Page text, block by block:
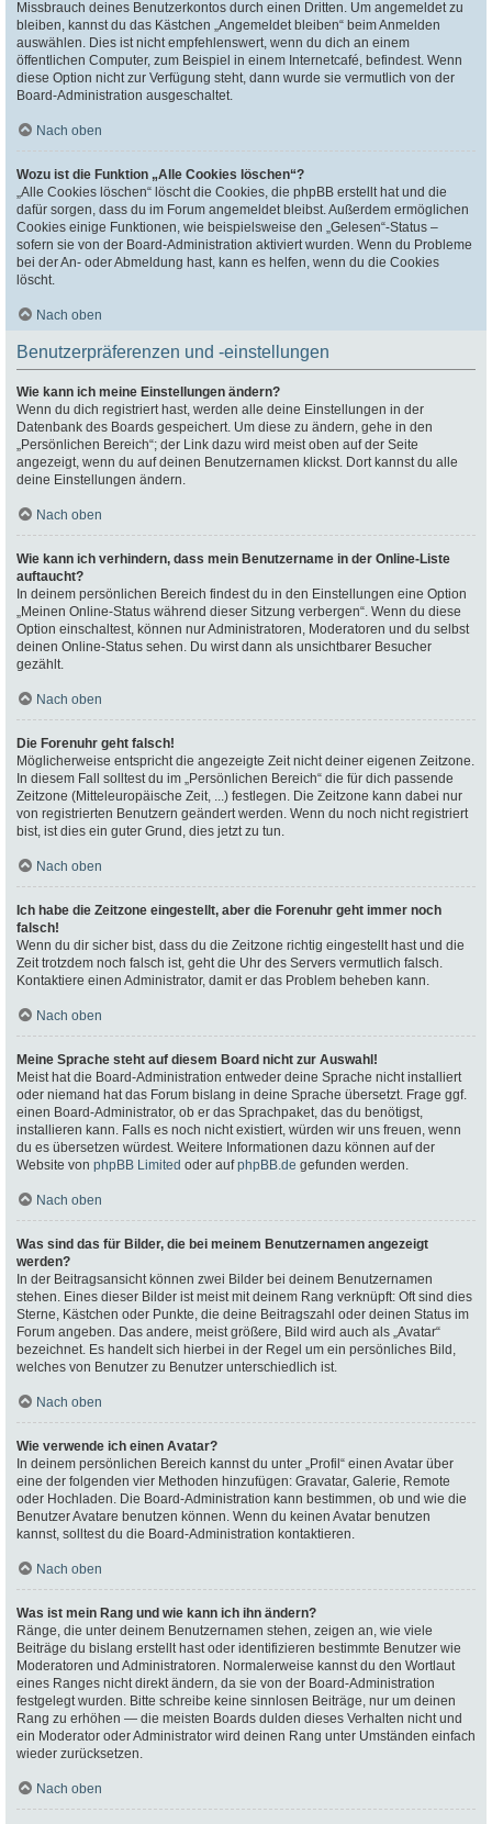
Missbrauch deines Benutzerkontos durch einen Dritten. Um angemeldet zu
bleiben, kannst du das Kästchen „Angemeldet bleiben“ beim Anmelden
auswählen. Dies ist nicht empfehlenswert, wenn du dich an einem
öffentlichen Computer, zum Beispiel in einem Internetcafé, befindest. Wenn
diese Option nicht zur Verfügung steht, dann wurde sie vermutlich von der
Board-Administration ausgeschaltet.
Nach oben
Wozu ist die Funktion „Alle Cookies löschen“?
„Alle Cookies löschen“ löscht die Cookies, die phpBB erstellt hat und die
dafür sorgen, dass du im Forum angemeldet bleibst. Außerdem ermöglichen
Cookies einige Funktionen, wie beispielsweise den „Gelesen“-Status –
sofern sie von der Board-Administration aktiviert wurden. Wenn du Probleme
bei der An- oder Abmeldung hast, kann es helfen, wenn du die Cookies
löscht.
Nach oben
Benutzerpräferenzen und -einstellungen
Wie kann ich meine Einstellungen ändern?
Wenn du dich registriert hast, werden alle deine Einstellungen in der
Datenbank des Boards gespeichert. Um diese zu ändern, gehe in den
„Persönlichen Bereich“; der Link dazu wird meist oben auf der Seite
angezeigt, wenn du auf deinen Benutzernamen klickst. Dort kannst du alle
deine Einstellungen ändern.
Nach oben
Wie kann ich verhindern, dass mein Benutzername in der Online-Liste
auftaucht?
In deinem persönlichen Bereich findest du in den Einstellungen eine Option
„Meinen Online-Status während dieser Sitzung verbergen“. Wenn du diese
Option einschaltest, können nur Administratoren, Moderatoren und du selbst
deinen Online-Status sehen. Du wirst dann als unsichtbarer Besucher
gezählt.
Nach oben
Die Forenuhr geht falsch!
Möglicherweise entspricht die angezeigte Zeit nicht deiner eigenen Zeitzone.
In diesem Fall solltest du im „Persönlichen Bereich“ die für dich passende
Zeitzone (Mitteleuropäische Zeit, ...) festlegen. Die Zeitzone kann dabei nur
von registrierten Benutzern geändert werden. Wenn du noch nicht registriert
bist, ist dies ein guter Grund, dies jetzt zu tun.
Nach oben
Ich habe die Zeitzone eingestellt, aber die Forenuhr geht immer noch
falsch!
Wenn du dir sicher bist, dass du die Zeitzone richtig eingestellt hast und die
Zeit trotzdem noch falsch ist, geht die Uhr des Servers vermutlich falsch.
Kontaktiere einen Administrator, damit er das Problem beheben kann.
Nach oben
Meine Sprache steht auf diesem Board nicht zur Auswahl!
Meist hat die Board-Administration entweder deine Sprache nicht installiert
oder niemand hat das Forum bislang in deine Sprache übersetzt. Frage ggf.
einen Board-Administrator, ob er das Sprachpaket, das du benötigst,
installieren kann. Falls es noch nicht existiert, würden wir uns freuen, wenn
du es übersetzen würdest. Weitere Informationen dazu können auf der
Website von phpBB Limited oder aufphpBB.de gefunden werden.
Nach oben
Was sind das für Bilder, die bei meinem Benutzernamen angezeigt
werden?
In der Beitragsansicht können zwei Bilder bei deinem Benutzernamen
stehen. Eines dieser Bilder ist meist mit deinem Rang verknüpft: Oft sind dies
Sterne, Kästchen oder Punkte, die deine Beitragszahl oder deinen Status im
Forum angeben. Das andere, meist größere, Bild wird auch als „Avatar“
bezeichnet. Es handelt sich hierbei in der Regel um ein persönliches Bild,
welches von Benutzer zu Benutzer unterschiedlich ist.
Nach oben
Wie verwende ich einen Avatar?
In deinem persönlichen Bereich kannst du unter „Profil“ einen Avatar über
eine der folgenden vier Methoden hinzufügen: Gravatar, Galerie, Remote
oder Hochladen. Die Board-Administration kann bestimmen, ob und wie die
Benutzer Avatare benutzen können. Wenn du keinen Avatar benutzen
kannst, solltest du die Board-Administration kontaktieren.
Nach oben
Was ist mein Rang und wie kann ich ihn ändern?
Ränge, die unter deinem Benutzernamen stehen, zeigen an, wie viele
Beiträge du bislang erstellt hast oder identifizieren bestimmte Benutzer wie
Moderatoren und Administratoren. Normalerweise kannst du den Wortlaut
eines Ranges nicht direkt ändern, da sie von der Board-Administration
festgelegt wurden. Bitte schreibe keine sinnlosen Beiträge, nur um deinen
Rang zu erhöhen — die meisten Boards dulden dieses Verhalten nicht und
ein Moderator oder Administrator wird deinen Rang unter Umständen einfach
wieder zurücksetzen.
Nach oben